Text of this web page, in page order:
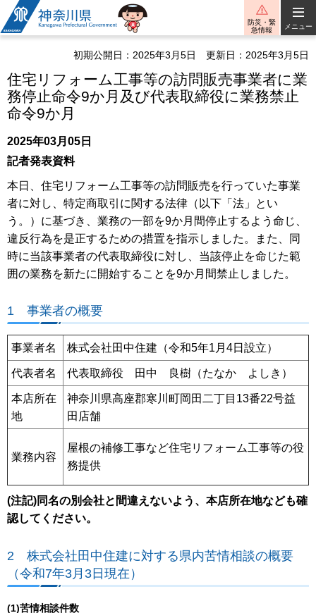
神奈川県
防災・緊
急情報
メニュー
初期公開日：2025年3月5日 更新日：2025年3月5日
住宅リフォーム工事等の訪問販売事業者に業
務停止命令9か月及び代表取締役に業務禁止
命令9か月
2025年03月05日
記者発表資料
本日、住宅リフォーム工事等の訪問販売を行っていた事業
者に対し、特定商取引に関する法律（以下「法」とい
う。）に基づき、業務の一部を9か月間停止するよう命じ、
違反行為を是正するための措置を指示しました。また、同
時に当該事業者の代表取締役に対し、当該停止を命じた範
囲の業務を新たに開始することを9か月間禁止しました。
1 事業者の概要
事業者名 株式会社田中住建（令和5年1月4日設立）
代表者名 代表取締役 田中 良樹（たなか よしき）
本店所在
地
神奈川県高座郡寒川町岡田二丁目13番22号益
田店舗
業務内容
屋根の補修工事など住宅リフォーム工事等の役
務提供
(注記)同名の別会社と間違えないよう、本店所在地なども確
認してください。
2 株式会社田中住建に対する県内苦情相談の概要
（令和7年3月3日現在）
(1)苦情相談件数